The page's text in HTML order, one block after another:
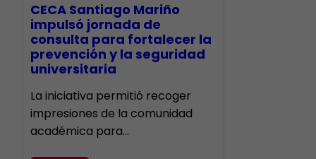
CECA Santiago Mariño
impulsó jornada de
consulta para fortalecer la
prevención y la seguridad
universitaria
La iniciativa permitió recoger
impresiones de la comunidad
académica para…